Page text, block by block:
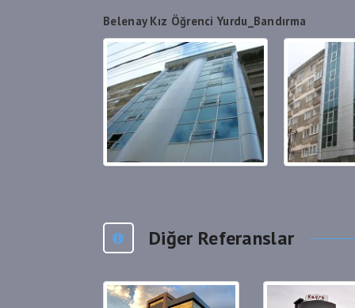
Belenay Kız Öğrenci Yurdu_Bandırma
Diğer Referanslar